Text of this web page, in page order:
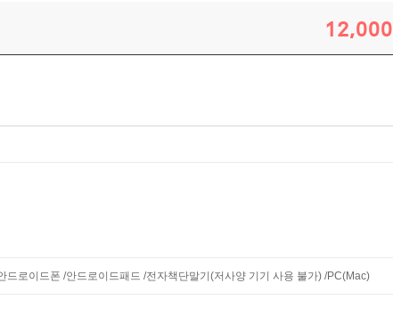
12,000
드로이드폰 /안드로이드패드 /전자책단말기(저사양 기기 사용 불가) /PC(Mac)